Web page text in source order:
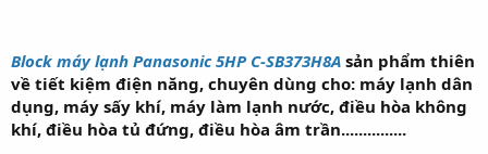
Block máy lạnh Panasonic 5HP C-SB373H8A sản phẩm thiên
về tiết kiệm điện năng, chuyên dùng cho: máy lạnh dân
dụng, máy sấy khí, máy làm lạnh nước, điều hòa không
khí, điều hòa tủ đứng, điều hòa âm trần...............